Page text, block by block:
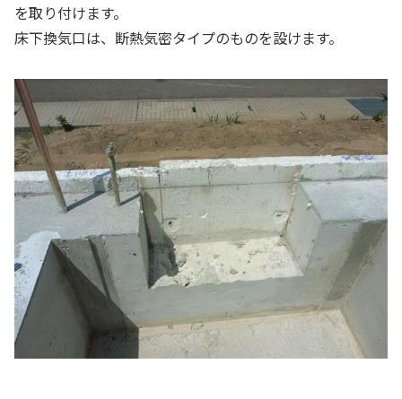
を取り付けます。
床下換気口は、断熱気密タイプのものを設けます。